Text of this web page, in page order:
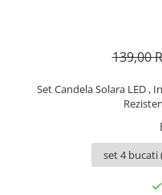
139,00
Set Candela Solara LED ,